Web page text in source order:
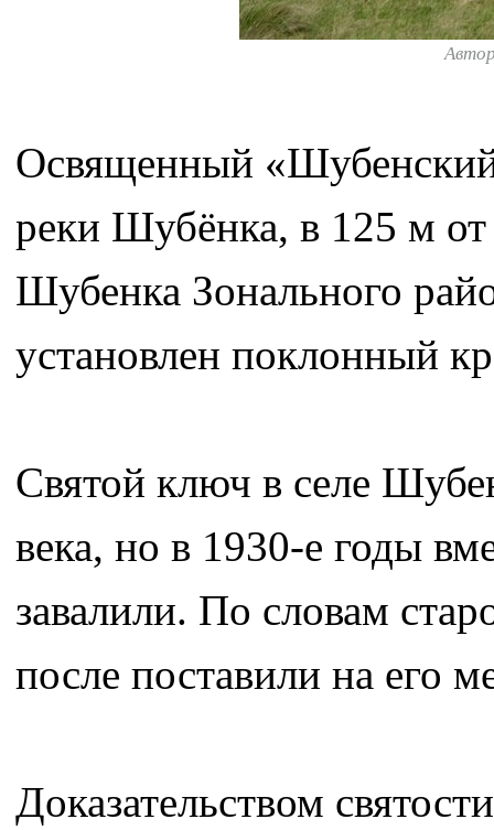
Освященный
реки Шубёнка, в 125 м от
Шубенка Зонального
установлен поклонный
Святой ключ в селе
века, но в 1930-е годы
завалили. По словам
после поставили на его
Доказательством